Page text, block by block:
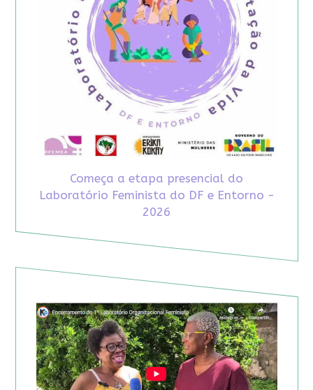
Começa a etapa presencial do
Laboratório Feminista do DF e Entorno -
2026